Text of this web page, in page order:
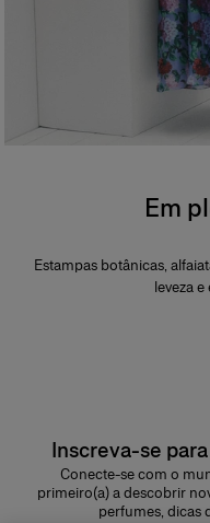
Em
Estampas botânicas,
leveza
Inscreva-se
Conecte-se com o
primeiro(a) a descobrir
perfumes, dicas